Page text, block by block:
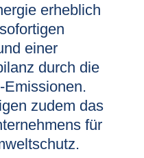
erheblich
einer
durch die
Emissionen.
zudem das
für